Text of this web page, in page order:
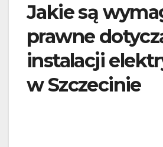
Jakie są
prawne
instalacji
w Szczecinie